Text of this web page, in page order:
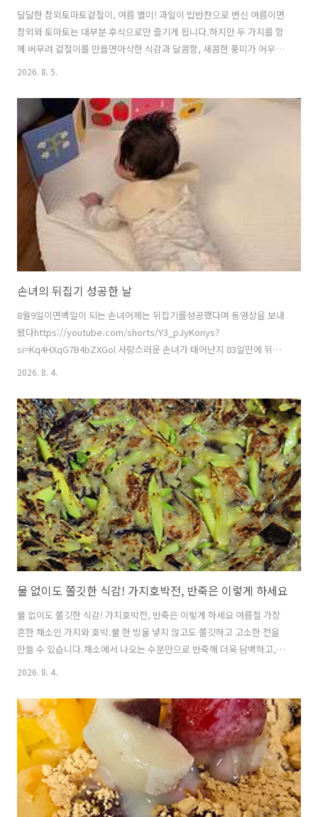
달달한 참외토마토겉절이, 여름 별미! 과일이 밥반찬으로 변신 여름이면
참외와 토마토는 대부분 후식으로만 즐기게 됩니다.하지만 두 가지를 함
께 버무려 겉절이를 만들면아삭한 식감과 달콤함, 새콤한 풍미가 어우러
져색다른 밥반찬으로 즐길 수 있습니다.참외 속 태자까지 활용해 버리는
마토겉절이의 장점참외의 아삭한 식감과 자연스러운 단맛토마토의 감칠
맛과 풍부한 라이코펜여름철 입맛을 살려주는 새콤달콤한 맛불을 사용
하지 않아 간편하게 완성비빔국수, 냉국수, 고기 요리와도 잘 어울림 ※
달콤한 참외토마토겉절이▶ 재료 (Ingredients)참외 2개 (2 Korean
melons)토마토 1개 (1 tomato)양파 1/2개 (1/2 onion)..
2026. 8. 5.
손녀의 뒤집기 성공한 날
8월9일이면백일이 되는 손녀어제는 뒤집기를성공했다며 동영상을 보내
왔다https://youtube.com/shorts/Y3_pJyKonys?
si=Kq4HXqG7B4bZXGol 사랑스러운 손녀가 태어난지 83일만에 뒤집
기 성공한 날 #손녀 #뒤집기성공 #사는이야기YouTube에서 마음에 드는
아니라 전 세계 사람들과 콘텐츠를 공유할 수 있습니
다.www.youtube.com쑥쑥 잘 자라는 모습그저 보기만 해도 행복하다
2026. 8. 4.
물 없이도 쫄깃한 식감! 가지호박전, 반죽은 이렇게 하세요
물 없이도 쫄깃한 식감! 가지호박전, 반죽은 이렇게 하세요 여름철 가장
흔한 채소인 가지와 호박.물 한 방울 넣지 않고도 쫄깃하고 고소한 전을
만들 수 있습니다.채소에서 나오는 수분만으로 반죽해 더욱 담백하고,메
밀부침가루와 빵가루를 넣어 바삭하면서도 쫀득한 식감을 살렸습니다.
만드는 가지호박전▶ 재료 (Ingredients)가지 1개 (1 Eggplant)호박 1
개 (1 Zucchini)멸치액젓 1숟가락 (1 tbsp Anchovy Fish Sauce)메밀
부침가루 3숟가락 (3 tbsp Buckwheat Pancake Mix)빵가루 2숟가락
(2 tbsp Bread Crumbs)식용유 약간 (A little Cooking Oil)▶..
2026. 8. 4.